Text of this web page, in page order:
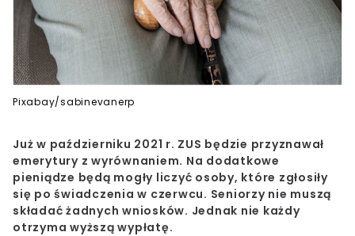
Pixabay/sabinevanerp
Już w październiku 2021 r. ZUS będzie przyznawał
emerytury z wyrównaniem. Na dodatkowe
pieniądze będą mogły liczyć osoby, które zgłosiły
się po świadczenia w czerwcu. Seniorzy nie muszą
składać żadnych wniosków. Jednak nie każdy
otrzyma wyższą wypłatę.